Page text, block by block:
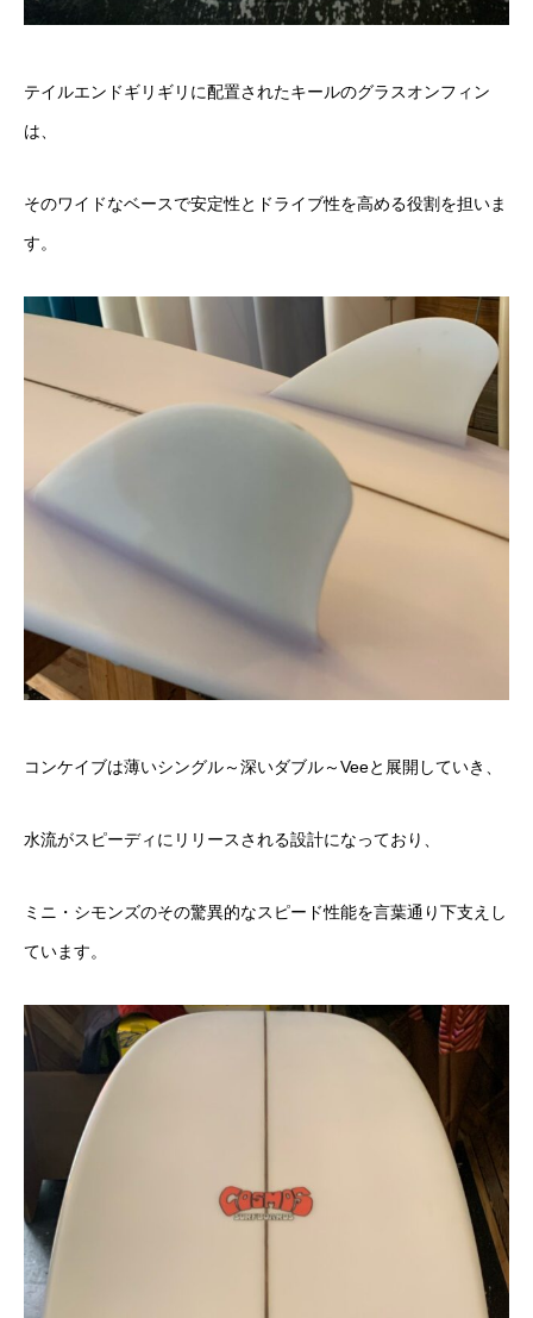
テイルエンドギリギリに配置されたキールのグラスオンフィン
は、
そのワイドなベースで安定性とドライブ性を高める役割を担いま
す。
コンケイブは薄いシングル～深いダブル～Veeと展開していき、
水流がスピーディにリリースされる設計になっており、
ミニ・ シモンズのその驚異的なスピード性能を言葉通り下支えし
ています。